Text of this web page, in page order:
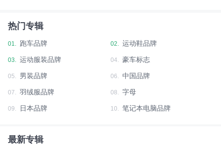
热门专辑
01. 跑车品牌 02. 运动鞋品牌
03. 运动服装品牌 04. 豪车标志
05. 男装品牌 06. 中国品牌
07. 羽绒服品牌 08. 字母
09. 日本品牌 10. 笔记本电脑品牌
最新专辑